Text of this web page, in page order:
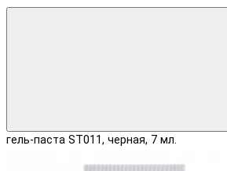
гель-паста ST011, черная, 7 мл.